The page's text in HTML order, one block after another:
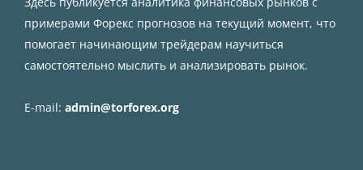
примерами Форекс прогнозов на текущий момент, что
помогает начинающим трейдерам научиться
самостоятельно мыслить и анализировать рынок.
E-mail: admin@torforex.org